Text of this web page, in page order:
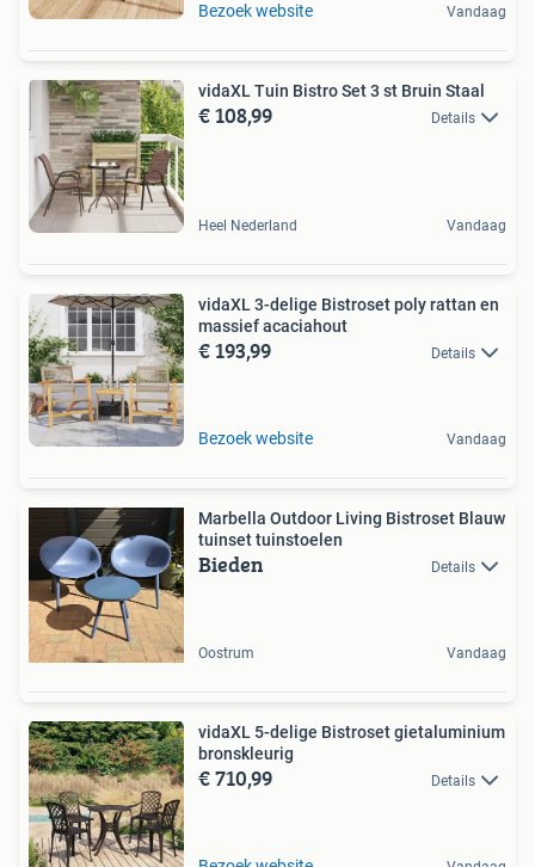
Bezoek website Vandaag
vidaXL Tuin Bistro Set 3 st Bruin Staal
€ 108,99 Details
Heel Nederland Vandaag
vidaXL 3-delige Bistroset poly rattan en
massief acaciahout
€ 193,99 Details
Bezoek website Vandaag
Marbella Outdoor Living Bistroset Blauw
tuinset tuinstoelen
Bieden Details
Oostrum Vandaag
vidaXL 5-delige Bistroset gietaluminium
bronskleurig
€ 710,99 Details